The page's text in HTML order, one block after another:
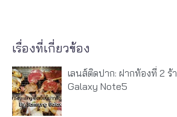
เรื่องที่เกี่ยวข้อง
เลนส์ติดปาก: ฝากท้องที่ 2 ร้
Galaxy Note5